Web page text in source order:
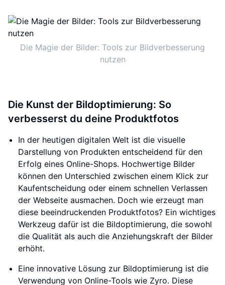
Die Magie der Bilder: Tools zur Bildverbesserung
nutzen
Die Kunst der Bildoptimierung: So
verbesserst du deine Produktfotos
In der heutigen digitalen Welt ist die visuelle
Darstellung von Produkten entscheidend für den
Erfolg eines Online-Shops. Hochwertige Bilder
können den Unterschied zwischen einem Klick zur
Kaufentscheidung oder einem schnellen Verlassen
der Webseite ausmachen. Doch wie erzeugt man
diese beeindruckenden Produktfotos? Ein wichtiges
Werkzeug dafür ist die Bildoptimierung, die sowohl
die Qualität als auch die Anziehungskraft der Bilder
erhöht.
Eine innovative Lösung zur Bildoptimierung ist die
Verwendung von Online-Tools wie Zyro. Diese